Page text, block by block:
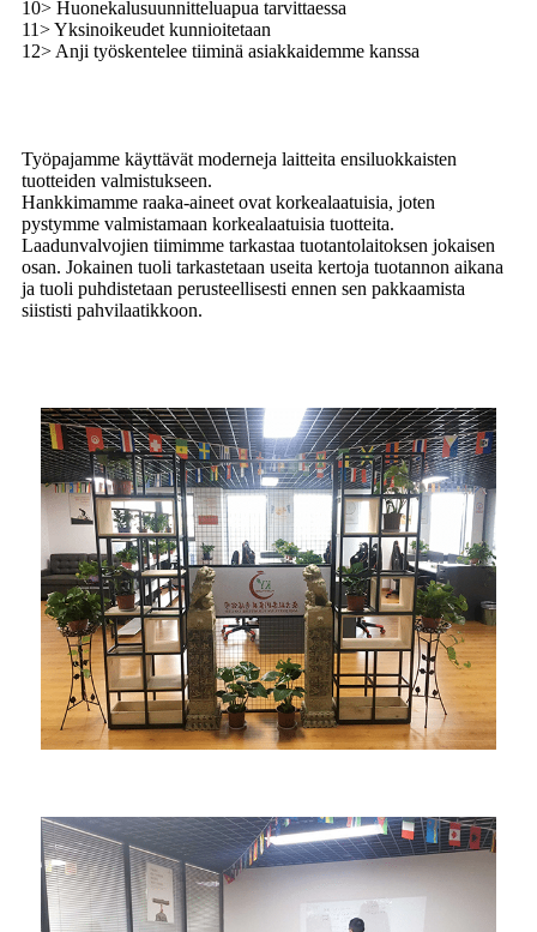
10> Huonekalusuunnitteluapua tarvittaessa
11> Yksinoikeudet kunnioitetaan
12> Anji työskentelee tiiminä asiakkaidemme kanssa
Työpajamme käyttävät moderneja laitteita ensiluokkaisten
tuotteiden valmistukseen.
Hankkimamme raaka-aineet ovat korkealaatuisia, joten
pystymme valmistamaan korkealaatuisia tuotteita.
Laadunvalvojien tiimimme tarkastaa tuotantolaitoksen jokaisen
osan. Jokainen tuoli tarkastetaan useita kertoja tuotannon aikana
ja tuoli puhdistetaan perusteellisesti ennen sen pakkaamista
siististi pahvilaatikkoon.